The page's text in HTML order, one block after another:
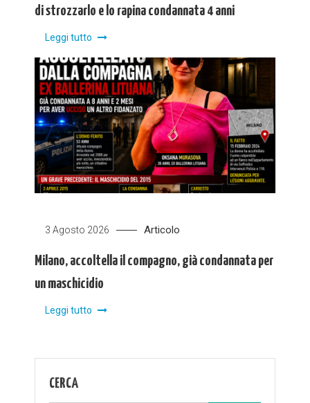
di strozzarlo e lo rapina condannata 4 anni
Leggi tutto
3 Agosto 2026 Articolo
Milano, accoltella il compagno, già condannata per
un maschicidio
Leggi tutto
CERCA